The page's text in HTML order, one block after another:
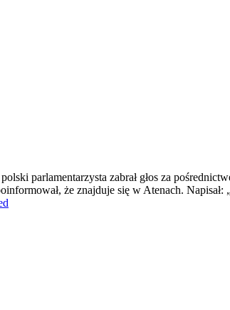
parlamentarzysta zabrał głos za
że znajduje się w Atenach.